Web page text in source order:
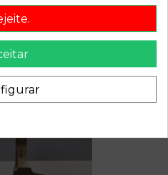
corredera izquierda para
OEM IAM
gostar